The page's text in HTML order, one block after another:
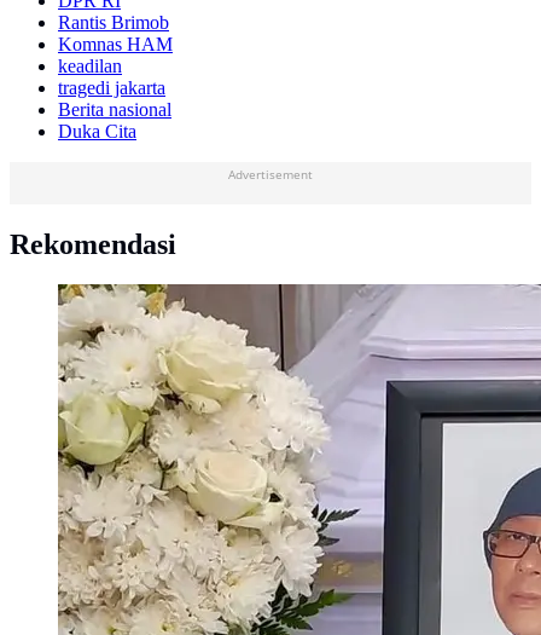
Rantis Brimob
Komnas HAM
keadilan
tragedi jakarta
Berita nasional
Duka Cita
Advertisement
Rekomendasi